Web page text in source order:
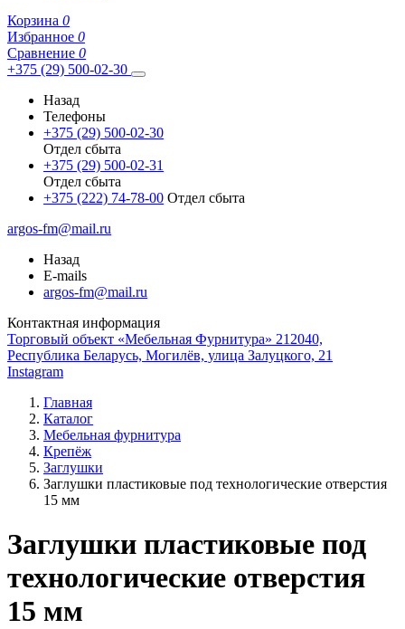
Корзина 0
Избранное 0
Сравнение 0
+375 (29) 500-02-30
Назад
Телефоны
+375 (29) 500-02-30
Отдел сбыта
+375 (29) 500-02-31
Отдел сбыта
+375 (222) 74-78-00 Отдел сбыта
argos-fm@mail.ru
Назад
E-mails
argos-fm@mail.ru
Контактная информация
Торговый объект «Мебельная Фурнитура» 212040,
Республика Беларусь, Могилёв, улица Залуцкого, 21
Instagram
Главная
Каталог
Мебельная фурнитура
Крепёж
Заглушки
Заглушки пластиковые под технологические отверстия
15 мм
Заглушки пластиковые под
технологические отверстия
15 мм